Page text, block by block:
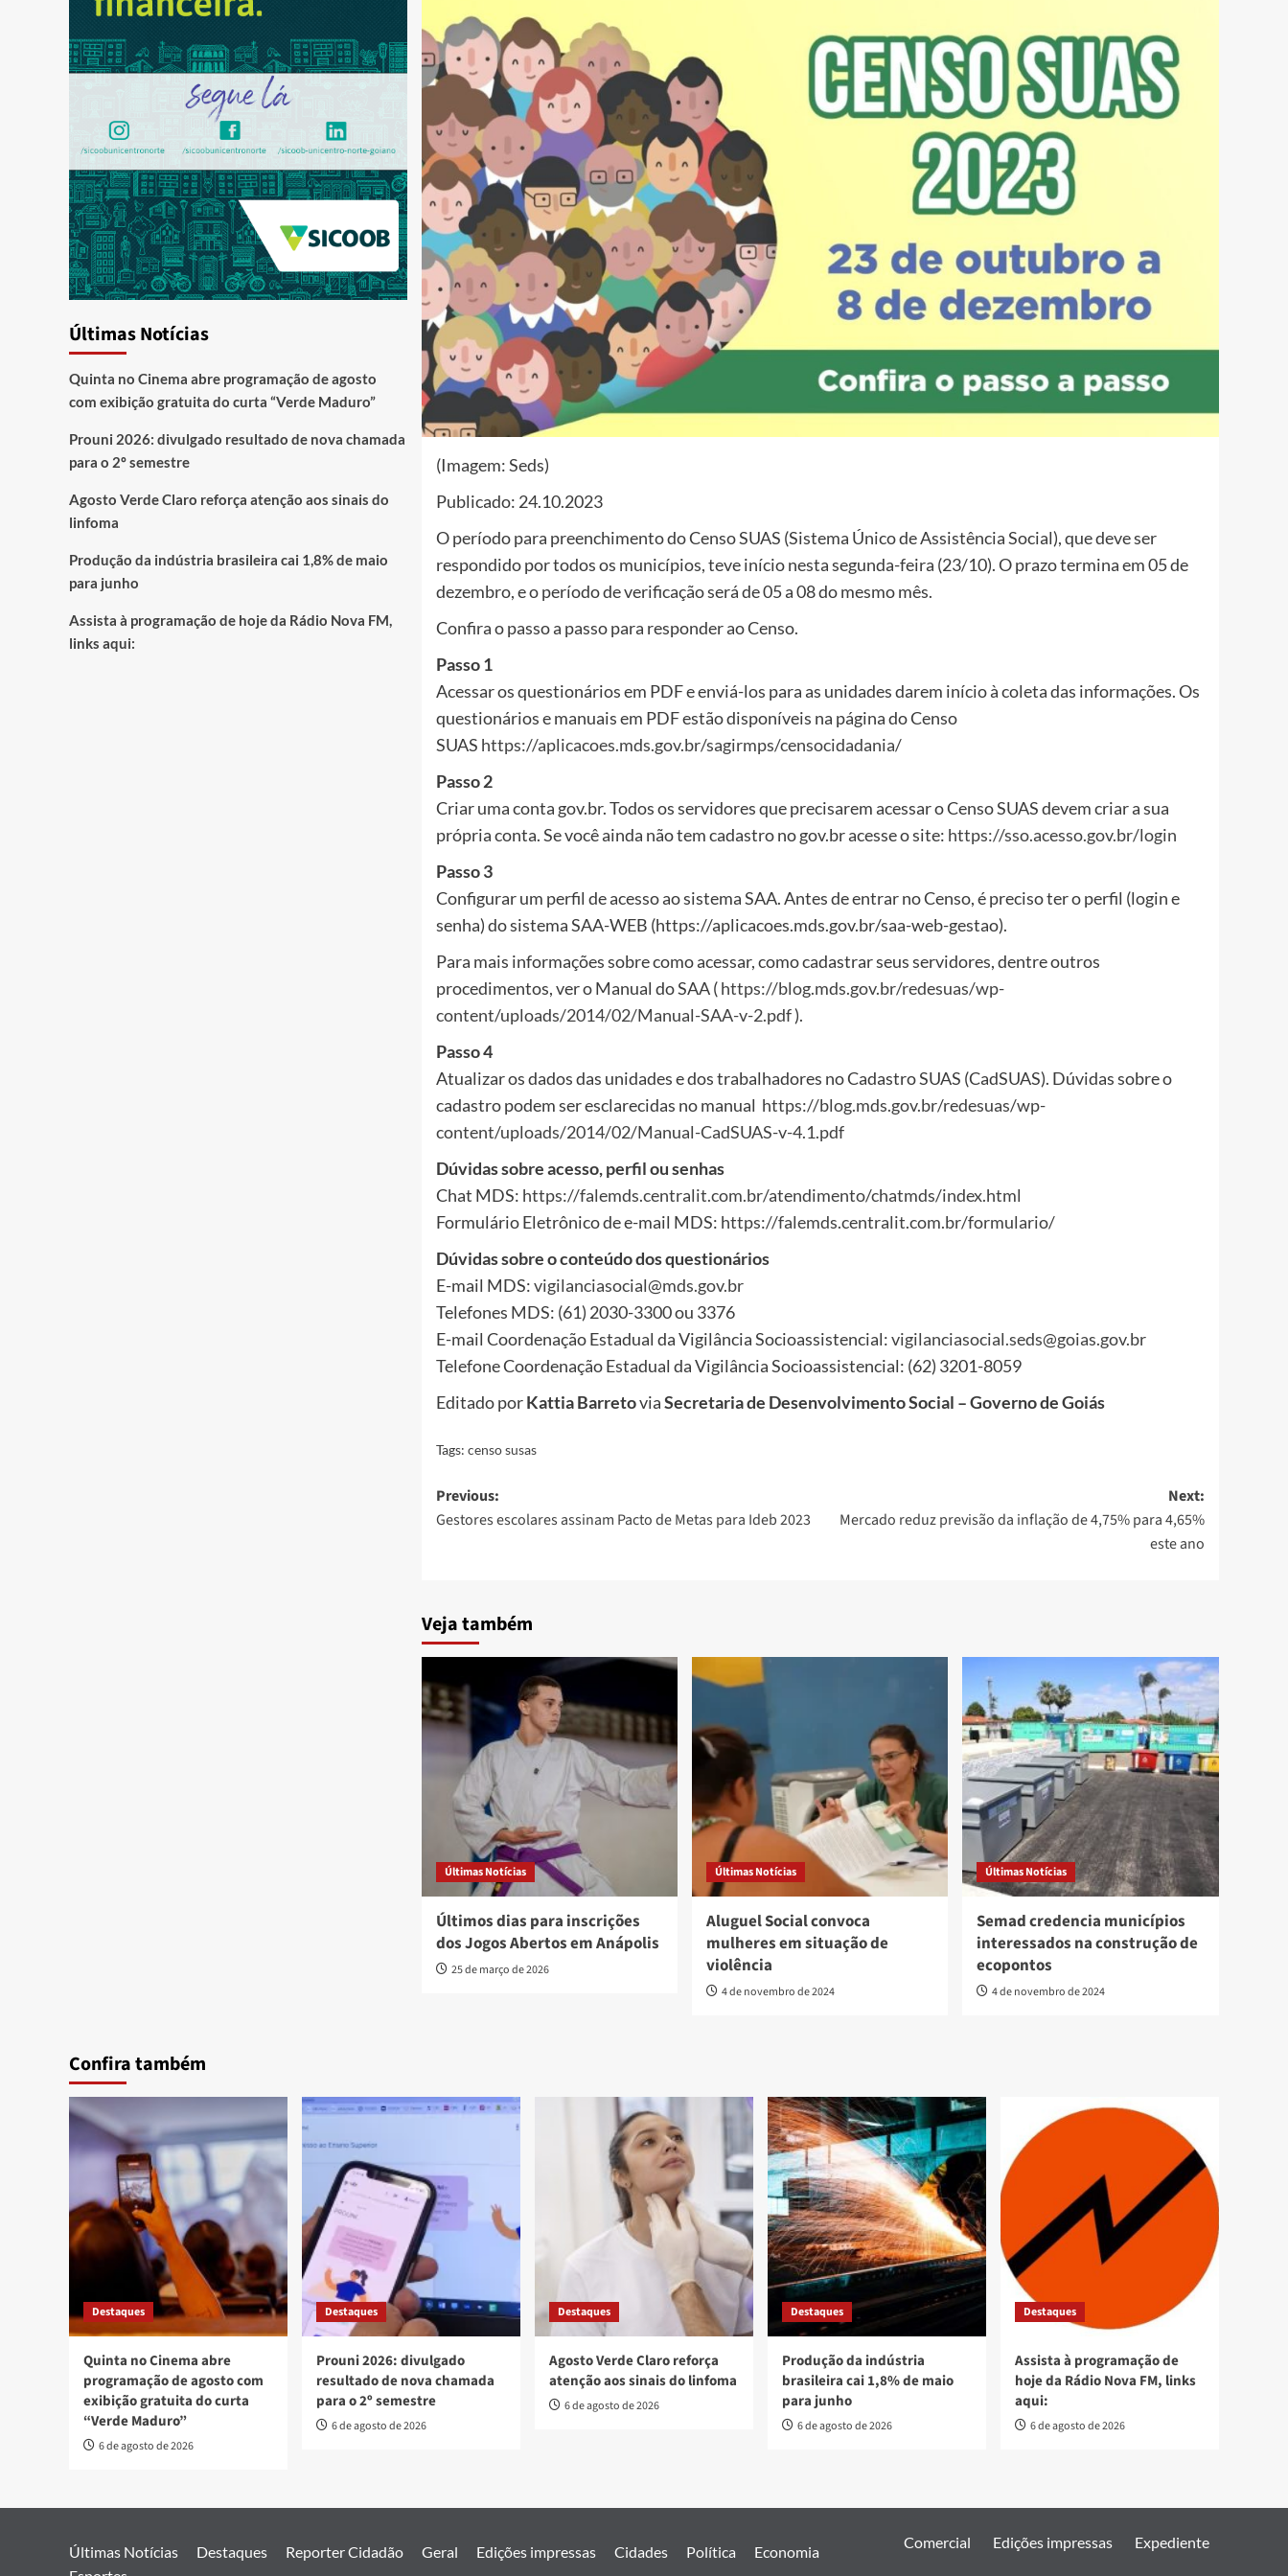
(Imagem: Seds)
Publicado: 24.10.2023
O período para preenchimento do Censo SUAS (Sistema Único de Assistência Social), que deve ser
respondido por todos os municípios, teve início nesta segunda-feira (23/10). O prazo termina em 05 de
dezembro, e o período de verificação será de 05 a 08 do mesmo mês.
Confira o passo a passo para responder ao Censo.
Passo 1
Acessar os questionários em PDF e enviá-los para as unidades darem início à coleta das informações. Os
questionários e manuais em PDF estão disponíveis na página do Censo
SUAS https://aplicacoes.mds.gov.br/sagirmps/censocidadania/
Passo 2
Criar uma conta gov.br. Todos os servidores que precisarem acessar o Censo SUAS devem criar a sua
própria conta. Se você ainda não tem cadastro no gov.br acesse o site: https://sso.acesso.gov.br/login
Passo 3
Configurar um perfil de acesso ao sistema SAA. Antes de entrar no Censo, é preciso ter o perfil (login e
senha) do sistema SAA-WEB (https://aplicacoes.mds.gov.br/saa-web-gestao).
Para mais informações sobre como acessar, como cadastrar seus servidores, dentre outros
procedimentos, ver o Manual do SAA (https://blog.mds.gov.br/redesuas/wp-
content/uploads/2014/02/Manual-SAA-v-2.pdf).
Passo 4
Atualizar os dados das unidades e dos trabalhadores no Cadastro SUAS (CadSUAS). Dúvidas sobre o
cadastro podem ser esclarecidas no manual https://blog.mds.gov.br/redesuas/wp-
content/uploads/2014/02/Manual-CadSUAS-v-4.1.pdf
Dúvidas sobre acesso, perfil ou senhas
Chat MDS: https://falemds.centralit.com.br/atendimento/chatmds/index.html
Formulário Eletrônico de e-mail MDS: https://falemds.centralit.com.br/formulario/
Dúvidas sobre o conteúdo dos questionários
E-mail MDS:vigilanciasocial@mds.gov.br
Telefones MDS: (61) 2030-3300 ou 3376
E-mail Coordenação Estadual da Vigilância Socioassistencial:vigilanciasocial.seds@goias.gov.br
Telefone Coordenação Estadual da Vigilância Socioassistencial: (62) 3201-8059
Editado porKattia BarretoviaSecretaria de Desenvolvimento Social – Governo de Goiás
Tags: censo susas
Post
navigation
Previous:
Gestores escolares assinam Pacto de Metas para Ideb 2023
Next:
Mercado reduz previsão da inflação de 4,75% para 4,65%
este ano
Veja também
Últimas Notícias
Últimos dias para inscrições
dos Jogos Abertos em Anápolis
25 de março de 2026
Últimas Notícias
Aluguel Social convoca
mulheres em situação de
violência
4 de novembro de 2024
Últimas Notícias
Semad credencia municípios
interessados na construção de
ecopontos
4 de novembro de 2024
Últimas Notícias
Quinta no Cinema abre programação de agosto
com exibição gratuita do curta “Verde Maduro”
Prouni 2026: divulgado resultado de nova chamada
para o 2º semestre
Agosto Verde Claro reforça atenção aos sinais do
linfoma
Produção da indústria brasileira cai 1,8% de maio
para junho
Assista à programação de hoje da Rádio Nova FM,
links aqui:
Confira também
Destaques
Quinta no Cinema abre
programação de agosto com
exibição gratuita do curta
“Verde Maduro”
6 de agosto de 2026
Destaques
Prouni 2026: divulgado
resultado de nova chamada
para o 2º semestre
6 de agosto de 2026
Destaques
Agosto Verde Claro reforça
atenção aos sinais do linfoma
6 de agosto de 2026
Destaques
Produção da indústria
brasileira cai 1,8% de maio
para junho
6 de agosto de 2026
Destaques
Assista à programação de
hoje da Rádio Nova FM, links
aqui:
6 de agosto de 2026
Últimas Notícias Destaques Reporter Cidadão Geral Edições impressas Cidades Política
Economia
Comercial Edições impressas Expediente